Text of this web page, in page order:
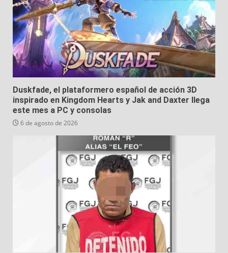
Duskfade, el plataformero español de acción 3D
inspirado en Kingdom Hearts y Jak and Daxter llega
este mes a PC y consolas
6 de agosto de 2026